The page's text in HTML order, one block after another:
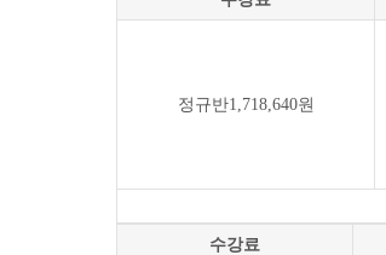
정규반1,718,640원
수강료